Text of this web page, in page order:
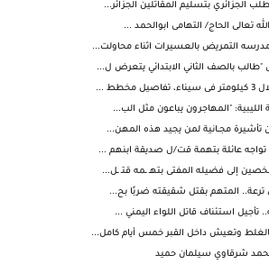
الجزائري بتسليم المقاتلين الجزائر...
تعالى الحاج/ التهامى ابوالحمد ...
التمريض بالعسيرات اثناء محاولت...
بالصف الثاني الابتدائي يتعرض ل...
مخطط ...
الليبية: "المهاجرون يباعون مثل الب...
تأشيرة مجــانية لمن يجيد هذه المهن...
تواجه عائلة بتهمة قت/ل صديقة ابنهم ...
إلى فضيله المفتى بتهـ ـمه قتـ ـل...
ترعة.. المتهم بقتل شقيقته ضربًا بح...
تأجيل استئناف قاتل اللواء اليمني ...
وتعيش داخل القبر خمس أيام كامل...
شرقاوي سيلمان حميد